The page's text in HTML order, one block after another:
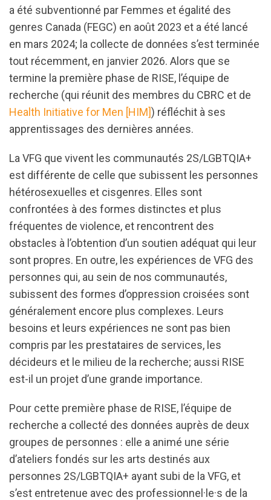
a été subventionné par Femmes et égalité des
genres Canada (FEGC) en août 2023 et a été lancé
en mars 2024; la collecte de données s’est terminée
tout récemment, en janvier 2026. Alors que se
termine la première phase de RISE, l’équipe de
recherche (qui réunit des membres du CBRC et de
Health Initiative for Men [HIM]) réfléchit à ses
apprentissages des dernières années.
La VFG que vivent les communautés 2S/LGBTQIA+
est différente de celle que subissent les personnes
hétérosexuelles et cisgenres. Elles sont
confrontées à des formes distinctes et plus
fréquentes de violence, et rencontrent des
obstacles à l’obtention d’un soutien adéquat qui leur
sont propres. En outre, les expériences de VFG des
personnes qui, au sein de nos communautés,
subissent des formes d’oppression croisées sont
généralement encore plus complexes. Leurs
besoins et leurs expériences ne sont pas bien
compris par les prestataires de services, les
décideurs et le milieu de la recherche; aussi RISE
est-il un projet d’une grande importance.
Pour cette première phase de RISE, l’équipe de
recherche a collecté des données auprès de deux
groupes de personnes : elle a animé une série
d’ateliers fondés sur les arts destinés aux
personnes 2S/LGBTQIA+ ayant subi de la VFG, et
s’est entretenue avec des professionnel·le·s de la